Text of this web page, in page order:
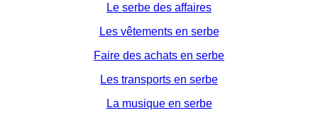
Le serbe des affaires
Les vêtements en serbe
Faire des achats en serbe
Les transports en serbe
La musique en serbe